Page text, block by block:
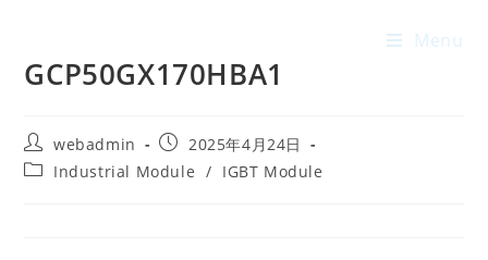
Menu
GCP50GX170HBA1
webadmin
2025年4月24日
Industrial Module / IGBT Module